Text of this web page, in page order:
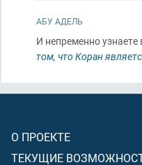
АБУ АДЕЛЬ
И непременно
том, что Коран
О ПРОЕКТЕ
ТЕКУЩИЕ